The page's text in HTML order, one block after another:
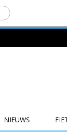
NIEUWS